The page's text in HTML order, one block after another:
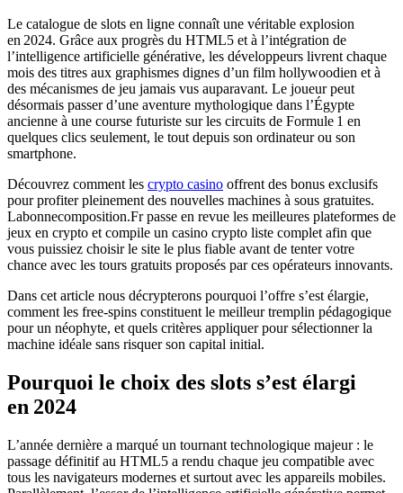
Le catalogue de slots en ligne connaît une véritable explosion
en 2024. Grâce aux progrès du HTML5 et à l’intégration de
l’intelligence artificielle générative, les développeurs livrent chaque
mois des titres aux graphismes dignes d’un film hollywoodien et à
des mécanismes de jeu jamais vus auparavant. Le joueur peut
désormais passer d’une aventure mythologique dans l’Égypte
ancienne à une course futuriste sur les circuits de Formule 1 en
quelques clics seulement, le tout depuis son ordinateur ou son
smartphone.
Découvrez comment les crypto casino offrent des bonus exclusifs
pour profiter pleinement des nouvelles machines à sous gratuites.
Labonnecomposition.Fr passe en revue les meilleures plateformes de
jeux en crypto et compile un casino crypto liste complet afin que
vous puissiez choisir le site le plus fiable avant de tenter votre
chance avec les tours gratuits proposés par ces opérateurs innovants.
Dans cet article nous décrypterons pourquoi l’offre s’est élargie,
comment les free‑spins constituent le meilleur tremplin pédagogique
pour un néophyte, et quels critères appliquer pour sélectionner la
machine idéale sans risquer son capital initial.
Pourquoi le choix des slots s’est élargi
en 2024
L’année dernière a marqué un tournant technologique majeur : le
passage définitif au HTML5 a rendu chaque jeu compatible avec
tous les navigateurs modernes et surtout avec les appareils mobiles.